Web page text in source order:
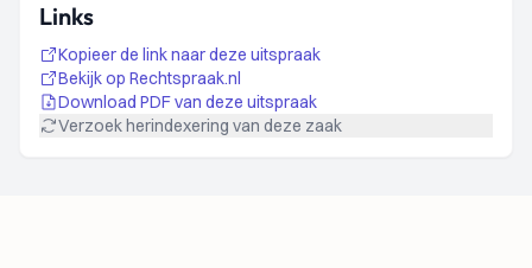
Links
Kopieer de link naar deze uitspraak
Bekijk op Rechtspraak.nl
Download PDF van deze uitspraak
Verzoek herindexering van deze zaak